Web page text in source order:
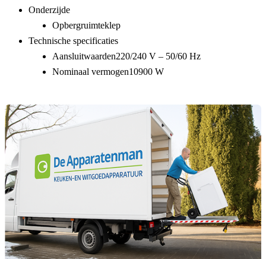
Onderzijde
Opbergruimteklep
Technische specificaties
Aansluitwaarden220/240 V – 50/60 Hz
Nominaal vermogen10900 W